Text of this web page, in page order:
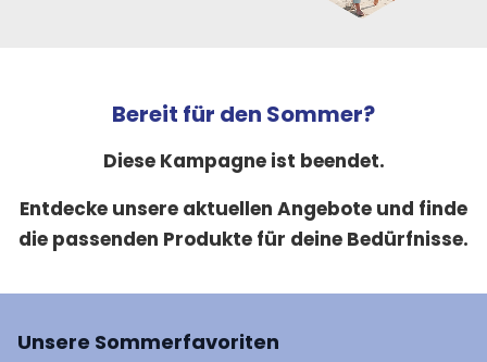
Bereit für den Sommer?
Diese Kampagne ist beendet.
Entdecke unsere aktuellen Angebote und finde
die passenden Produkte für deine Bedürfnisse.
Unsere Sommerfavoriten